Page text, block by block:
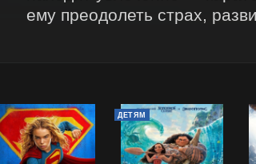
ему преодолеть страх,
ДЕТЯМ